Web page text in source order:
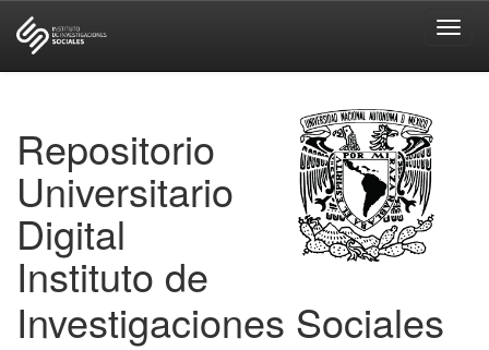
Repositorio
Universitario
Digital
Instituto de
Investigaciones Sociales